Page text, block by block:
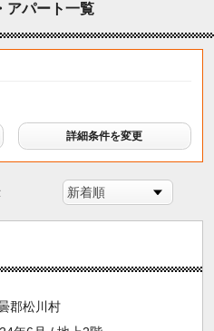
アパート一覧
詳細条件を変更
郡松川村